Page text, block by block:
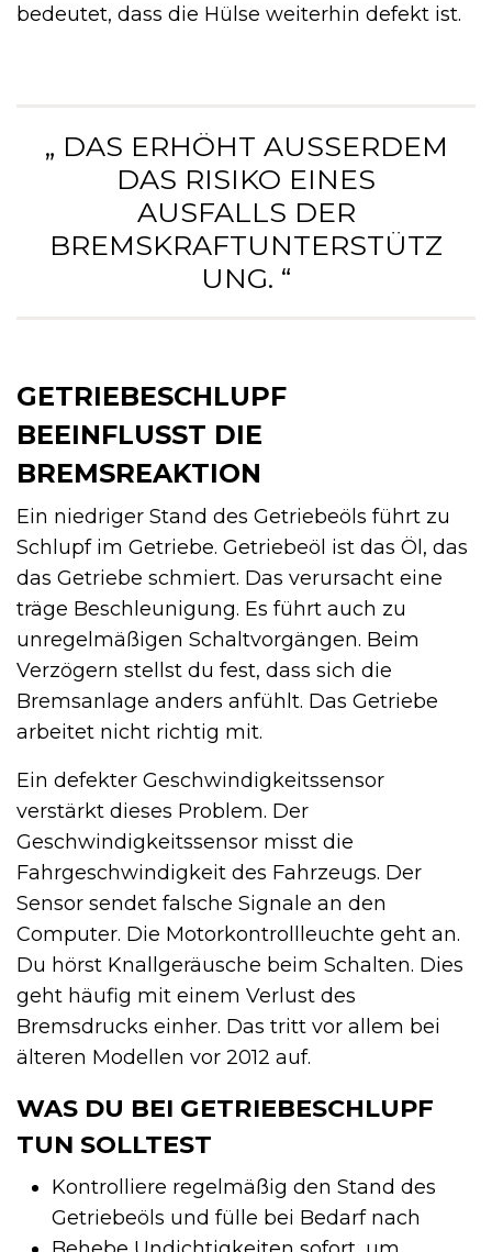
bedeutet, dass die Hülse weiterhin defekt ist.
„ DAS ERHÖHT AUSSERDEM D
AS RISIKO EINES A
USFALLS DER B
REMSKRAFTUNTERSTÜTZU
NG. “
GETRIEBESCHLUPF
BEEINFLUSST DIE
BREMSREAKTION
Ein niedriger Stand des Getriebeöls führt zu
Schlupf im Getriebe. Getriebeöl ist das Öl, das
das Getriebe schmiert. Das verursacht eine
träge Beschleunigung. Es führt auch zu
unregelmäßigen Schaltvorgängen. Beim
Verzögern stellst du fest, dass sich die
Bremsanlage anders anfühlt. Das Getriebe
arbeitet nicht richtig mit.
Ein defekter Geschwindigkeitssensor
verstärkt dieses Problem. Der
Geschwindigkeitssensor misst die
Fahrgeschwindigkeit des Fahrzeugs. Der
Sensor sendet falsche Signale an den
Computer. Die Motorkontrollleuchte geht an.
Du hörst Knallgeräusche beim Schalten. Dies
geht häufig mit einem Verlust des
Bremsdrucks einher. Das tritt vor allem bei
älteren Modellen vor 2012 auf.
WAS DU BEI GETRIEBESCHLUPF
TUN SOLLTEST
Kontrolliere regelmäßig den Stand des
Getriebeöls und fülle bei Bedarf nach